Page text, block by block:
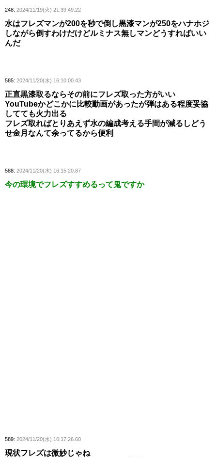
248: 2024/11/19(火) 21:39:49.22
水はフレズマンが200を秒で倒し黒漆マンが250をハナホジ
しながら倒すわけだけどルミナス無しマンどうすればいい
んだ
585: 2024/11/20(水) 16:10:00.43
正直黒漆取るならその前にフレズ取った方がいい
YouTubeかどこかに比較動画があったが弾はある程度妥協
してても火力出る
フレズ取ればとりあえず水の編成考える手間が減るしどう
せ金月なんて余ってるから便利
588: 2024/11/20(水) 16:15:20.87
今の環境でフレズすすめるって鬼ですか
589: 2024/11/20(水) 16:17:26.60
現状フレズは微妙じゃね